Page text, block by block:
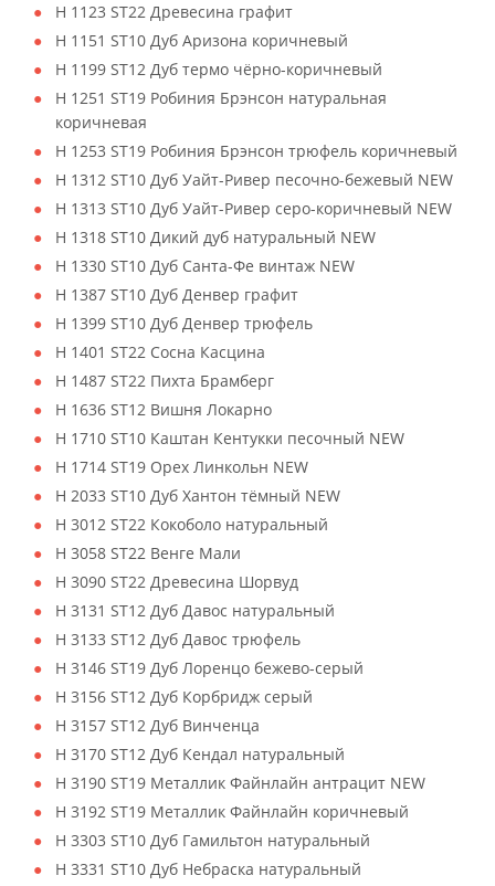
H 1123 ST22 Древесина графит
H 1151 ST10 Дуб Аризона коричневый
H 1199 ST12 Дуб термо чёрно-коричневый
H 1251 ST19 Робиния Брэнсон натуральная
коричневая
H 1253 ST19 Робиния Брэнсон трюфель коричневый
H 1312 ST10 Дуб Уайт-Ривер песочно-бежевый NEW
H 1313 ST10 Дуб Уайт-Ривер серо-коричневый NEW
H 1318 ST10 Дикий дуб натуральный NEW
H 1330 ST10 Дуб Санта-Фе винтаж NEW
H 1387 ST10 Дуб Денвер графит
H 1399 ST10 Дуб Денвер трюфель
H 1401 ST22 Сосна Касцина
H 1487 ST22 Пихта Брамберг
H 1636 ST12 Вишня Локарно
H 1710 ST10 Каштан Кентукки песочный NEW
H 1714 ST19 Орех Линкольн NEW
H 2033 ST10 Дуб Хантон тёмный NEW
H 3012 ST22 Кокоболо натуральный
H 3058 ST22 Венге Мали
H 3090 ST22 Древесина Шорвуд
H 3131 ST12 Дуб Давос натуральный
H 3133 ST12 Дуб Давос трюфель
H 3146 ST19 Дуб Лоренцо бежево-серый
H 3156 ST12 Дуб Корбридж серый
H 3157 ST12 Дуб Винченца
H 3170 ST12 Дуб Кендал натуральный
H 3190 ST19 Металлик Файнлайн антрацит NEW
H 3192 ST19 Металлик Файнлайн коричневый
H 3303 ST10 Дуб Гамильтон натуральный
H 3331 ST10 Дуб Небраска натуральный